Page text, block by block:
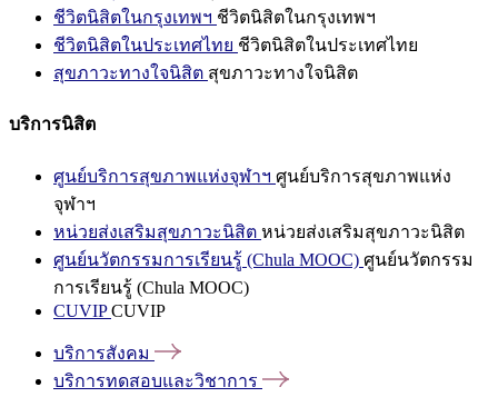
ชีวิตนิสิตในกรุงเทพฯ ชีวิตนิสิตในกรุงเทพฯ
ชีวิตนิสิตในประเทศไทย ชีวิตนิสิตในประเทศไทย
สุขภาวะทางใจนิสิต สุขภาวะทางใจนิสิต
บริการนิสิต
ศูนย์บริการสุขภาพแห่งจุฬาฯ ศูนย์บริการสุขภาพแห่ง
จุฬาฯ
หน่วยส่งเสริมสุขภาวะนิสิต หน่วยส่งเสริมสุขภาวะนิสิต
ศูนย์นวัตกรรมการเรียนรู้ (Chula MOOC) ศูนย์นวัตกรรม
การเรียนรู้ (Chula MOOC)
CUVIPCUVIP
บริการสังคม
บริการทดสอบและวิชาการ